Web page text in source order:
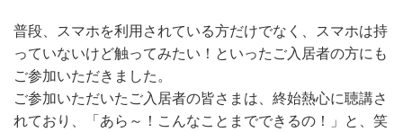
普段、スマホを利用されている方だけでなく、スマホは持
っていないけど触ってみたい！といったご入居者の方にも
ご参加いただきました。
ご参加いただいたご入居者の皆さまは、終始熱心に聴講さ
れており、「あら～！こんなことまでできるの！」と、笑